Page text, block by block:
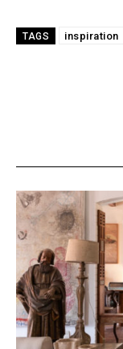
TAGS inspiration